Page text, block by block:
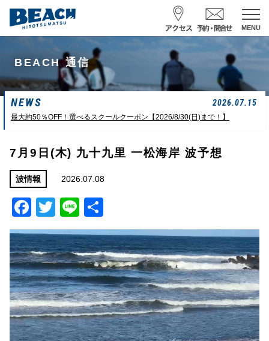
MENU
スクール予約・お問合せ
レンタル予約
サーフ ナミイーヨ
0475-32-7314
一松海岸 波情報
サイズ
胸前後
状態
ややザワ
若潮
BEACH 通信
NEWS 2026.07.15
最大約50％OFF！選べるスクールクーポン【2026/8/30(日)まで！】
7月9日(木) 九十九里 一松海岸 波予想
波情報 2026.07.08
Facebook
Twitter
Line
有